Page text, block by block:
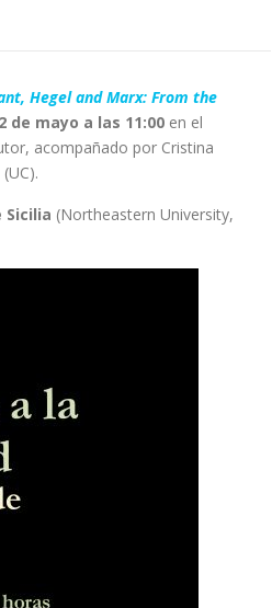
Hegel and Marx: From the
de mayo a las 11:00 en el
acompañado por Cristina
Sicilia (Northeastern University,